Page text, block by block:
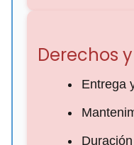
Derechos
Entrega